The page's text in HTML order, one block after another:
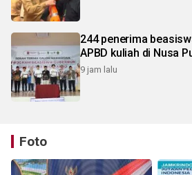
244 penerima
APBD kuliah di Nusa
9 jam lalu
Foto